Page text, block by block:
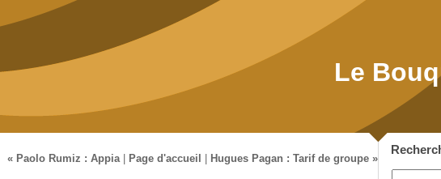
Le
« Paolo Rumiz : Appia| Page d'accueil Hugues Pagan : Tarif de groupe »